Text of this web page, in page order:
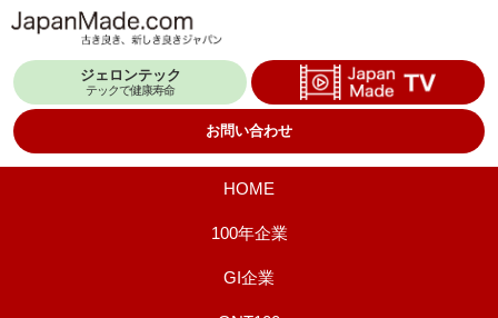
テ
ジェロンテック
テックで健康寿命
お問い合わせ
HOME
100年企業
GI企業